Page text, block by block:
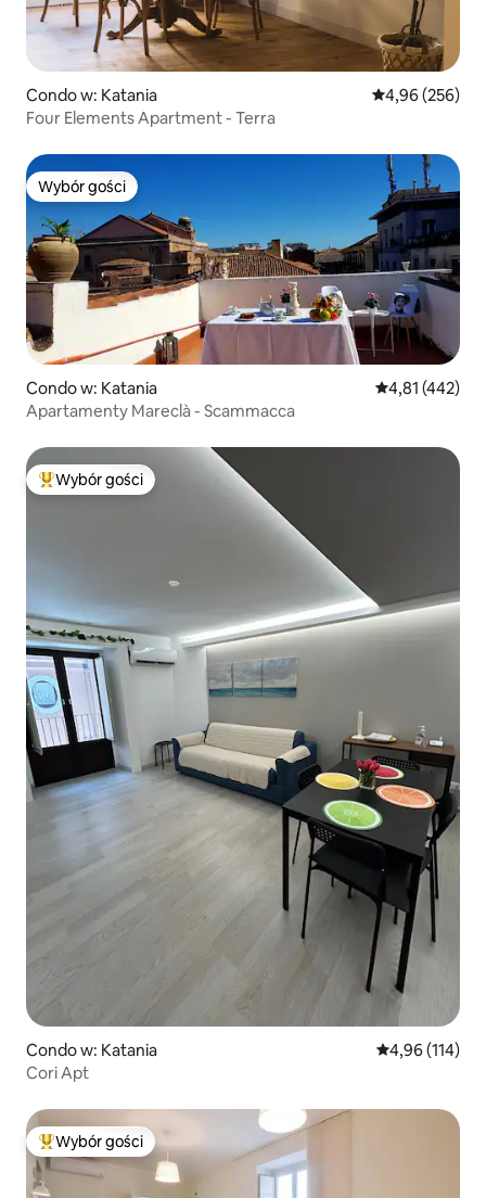
Condo w: Katania Średnia
4,96 (256)
Four Elements Apartment - Terra
Wybór gości
Wybór gości
Condo w: Katania Średnia
4,81 (442)
Apartamenty Mareclà - Scammacca
Najpopularniejsze z kategorii Wybór gości
Wybór gości
Condo w: Katania Średnia
4,96 (114)
Cori Apt
Najpopularniejsze z kategorii Wybór gości
Wybór gości